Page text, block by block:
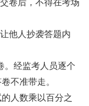
他人抄袭答题内
。经监考人员逐个
不准带走。
人数乘以百分之